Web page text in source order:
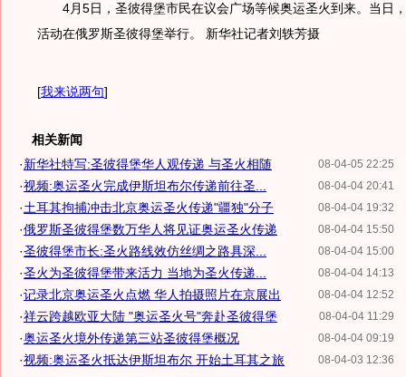
4月5日，圣彼得堡市民在议会广场等候奥运圣火到来。当日
活动在俄罗斯圣彼得堡举行。 新华社记者刘轶芳摄
[我来说两句]
相关新闻
08-04-05 22:25
·新华社特写:圣彼得堡华人观传递 与圣火相随
08-04-04 20:41
·视频:奥运圣火完成伊斯坦布尔传递前往圣...
08-04-04 19:32
·土耳其拘捕冲击北京奥运圣火传递"疆独"分子
08-04-04 15:50
·俄罗斯圣彼得堡数万华人将见证奥运圣火传递
08-04-04 15:00
·圣彼得堡市长:圣火路线效仿丝绸之路具深...
08-04-04 14:13
·圣火为圣彼得堡带来活力 当地为圣火传递...
08-04-04 12:52
·记录北京奥运圣火点燃 华人拍摄照片在京展出
08-04-04 11:29
·祥云跨越欧亚大陆 "奥运圣火号"奔赴圣彼得堡
08-04-04 09:19
·奥运圣火境外传递第三站圣彼得堡概况
08-04-03 12:36
·视频:奥运圣火抵达伊斯坦布尔 开始土耳其之旅